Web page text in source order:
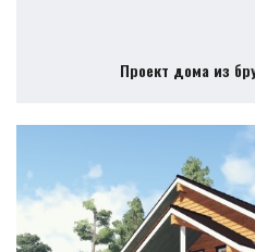
Проект дома из